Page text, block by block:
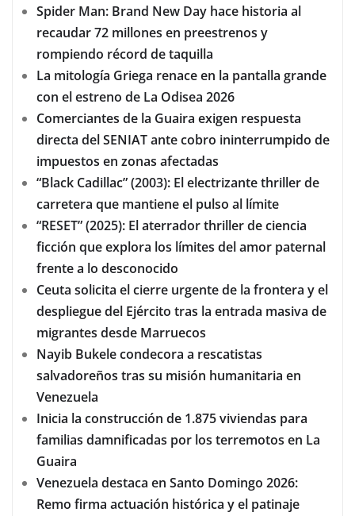
Spider Man: Brand New Day hace historia al
recaudar 72 millones en preestrenos y
rompiendo récord de taquilla
La mitología Griega renace en la pantalla grande
con el estreno de La Odisea 2026
Comerciantes de la Guaira exigen respuesta
directa del SENIAT ante cobro ininterrumpido de
impuestos en zonas afectadas
“Black Cadillac” (2003): El electrizante thriller de
carretera que mantiene el pulso al límite
“RESET” (2025): El aterrador thriller de ciencia
ficción que explora los límites del amor paternal
frente a lo desconocido
Ceuta solicita el cierre urgente de la frontera y el
despliegue del Ejército tras la entrada masiva de
migrantes desde Marruecos
Nayib Bukele condecora a rescatistas
salvadoreños tras su misión humanitaria en
Venezuela
Inicia la construcción de 1.875 viviendas para
familias damnificadas por los terremotos en La
Guaira
Venezuela destaca en Santo Domingo 2026:
Remo firma actuación histórica y el patinaje